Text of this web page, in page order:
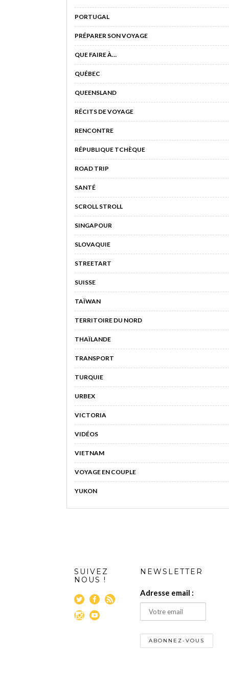
PORTUGAL
PRÉPARER SON VOYAGE
QUE FAIRE À…
QUÉBEC
QUEENSLAND
RÉCITS DE VOYAGE
RENCONTRE
RÉPUBLIQUE TCHÈQUE
ROAD TRIP
SANTÉ
SCROLL STROLL
SINGAPOUR
SLOVAQUIE
STREETART
SUISSE
TAÏWAN
TERRITOIRE DU NORD
THAÏLANDE
TRANSPORT
TURQUIE
URBEX
VICTORIA
VIDÉOS
VIETNAM
VOYAGE EN COUPLE
YUKON
SUIVEZ
NOUS !
NEWSLETTER
Adresse email :